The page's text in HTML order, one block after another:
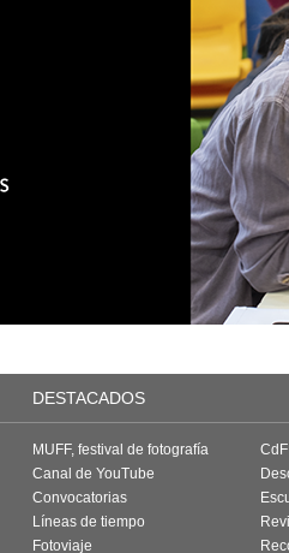
DESTACADOS
MUFF, festival de fotografía
Canal de YouTube
Convocatorias
Líneas de tiempo
Fotoviaje